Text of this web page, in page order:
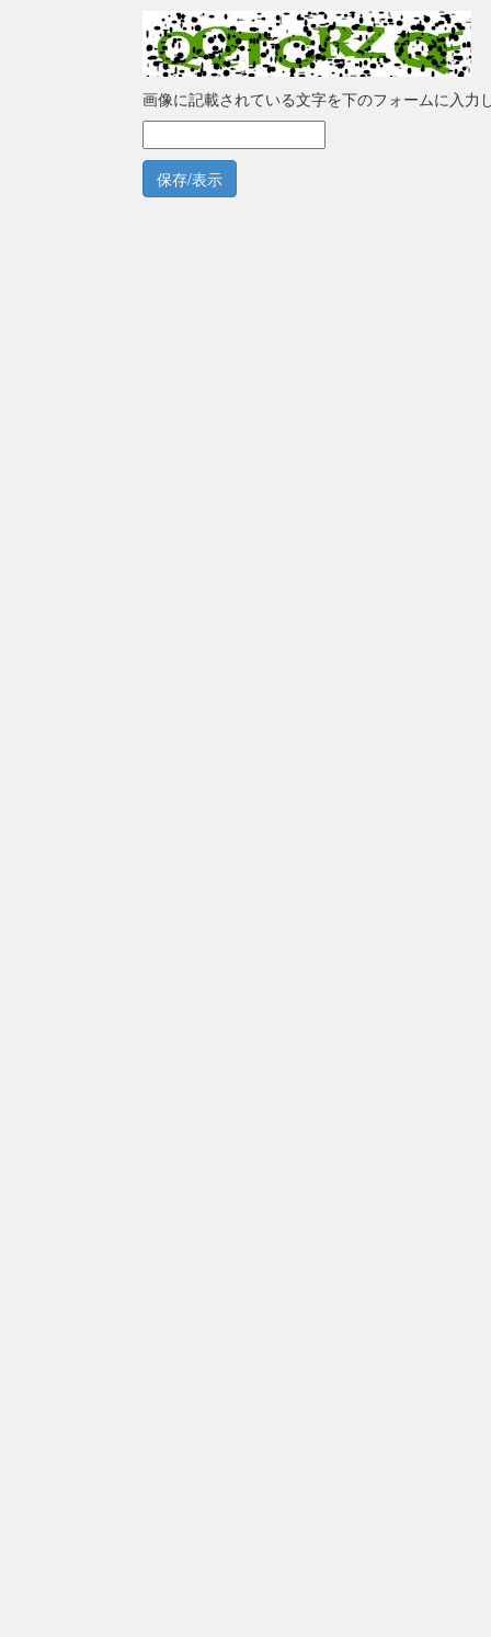
画像に記載されている文字を下のフォームに入力
保存/表示